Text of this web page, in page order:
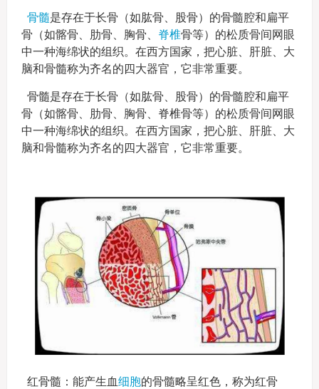
骨髓是存在于长骨（如肱骨、股骨）的骨髓腔和扁平
骨（如髂骨、肋骨、胸骨、 脊椎骨等）的松质骨间网眼
中一种海绵状的组织。在西方国家，把心脏、肝脏、大
脑和骨髓称为齐名的四大器官，它非常重要。
骨髓是存在于长骨（如肱骨、股骨）的骨髓腔和扁平
骨（如髂骨、肋骨、胸骨、脊椎骨等）的松质骨间网眼
中一种海绵状的组织。在西方国家，把心脏、肝脏、大
脑和骨髓称为齐名的四大器官，它非常重要。
红骨髓：能产生血细胞的骨髓略呈红色，称为红骨